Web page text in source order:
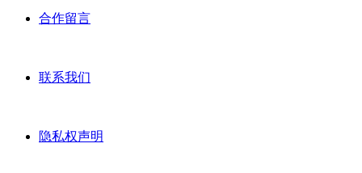
合作留言
联系我们
隐私权声明